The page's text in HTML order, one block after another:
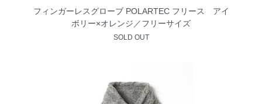
フィンガーレスグローブ POLARTEC フリース アイ
ボリー×オレンジ／フリーサイズ
SOLD OUT